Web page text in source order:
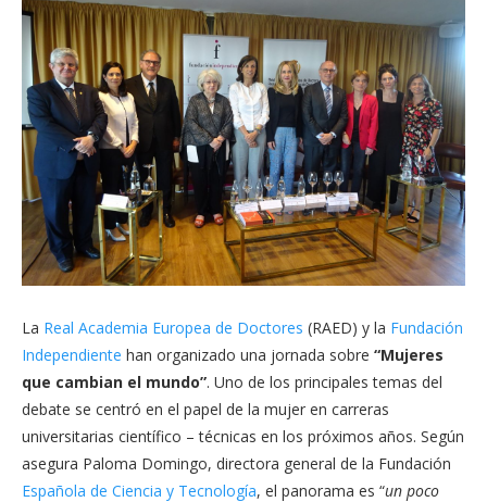
La Real Academia Europea de Doctores (RAED) y la Fundación
Independiente han organizado una jornada sobre “Mujeres
que cambian el mundo”. Uno de los principales temas del
debate se centró en el papel de la mujer en carreras
universitarias científico – técnicas en los próximos años. Según
asegura Paloma Domingo, directora general de la Fundación
Española de Ciencia y Tecnología, el panorama es “un poco